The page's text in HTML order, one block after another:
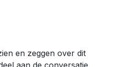
en zeggen over dit